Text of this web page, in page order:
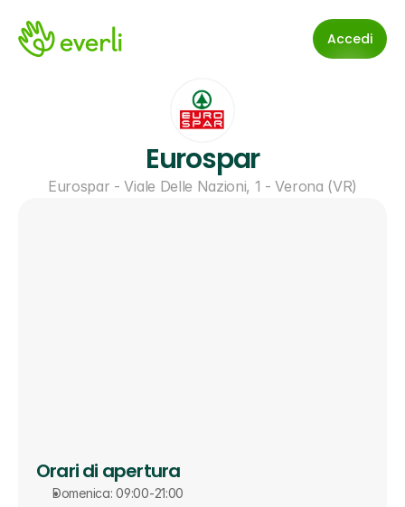
Accedi
Eurospar
Eurospar - Viale Delle Nazioni, 1 - Verona (VR)
Orari di apertura
Domenica: 09:00-21:00